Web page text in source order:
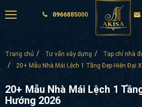
0966885000
Trang chủ Tư vấn xây dựng
Tạp chí nhà
20+ Mẫu Nhà Mái Lệch 1 Tầng Đẹp Hiện Đại
20+ Mẫu Nhà Mái Lệch 1
Hướng 2026